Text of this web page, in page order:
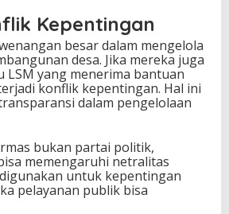
Kepentingan
besar dalam mengelola
desa. Jika mereka juga
LSM yang menerima bantuan
konflik kepentingan. Hal ini
dalam pengelolaan
bukan partai politik,
memengaruhi netralitas
untuk kepentingan
pelayanan publik bisa